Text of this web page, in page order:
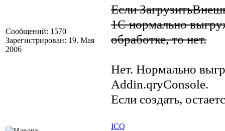
Сообщений: 1570
Зарегистрирован: 19. Мая
2006
Если
1С нормально
обработке, то нет.
Нет. Нормально
Addin.qryConsole.
Если создать,
ICQ